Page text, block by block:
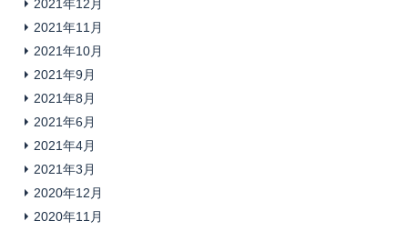
2021年12月
2021年11月
2021年10月
2021年9月
2021年8月
2021年6月
2021年4月
2021年3月
2020年12月
2020年11月